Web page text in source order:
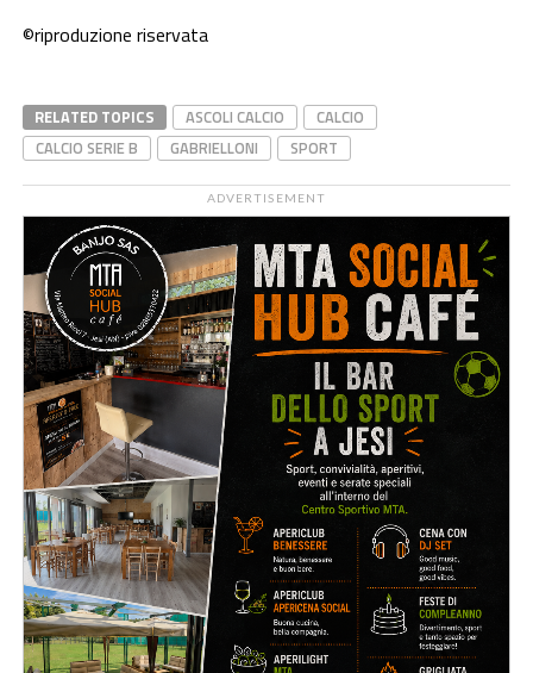
©riproduzione riservata
RELATED TOPICS ASCOLI CALCIO
CALCIO
CALCIO SERIE B
GABRIELLONI SPORT
ADVERTISEMENT